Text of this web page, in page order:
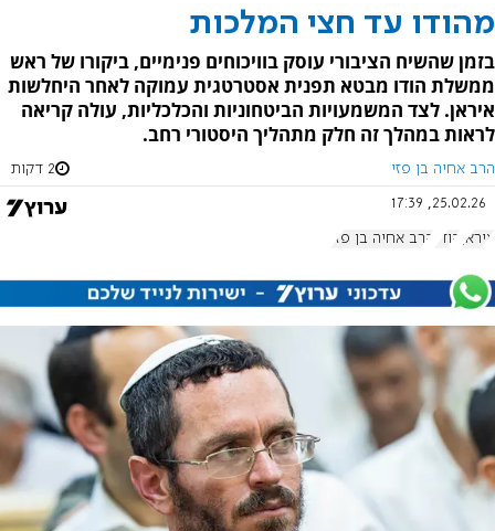
מהודו עד חצי המלכות
בזמן שהשיח הציבורי עוסק בוויכוחים פנימיים, ביקורו של ראש
ממשלת הודו מבטא תפנית אסטרטגית עמוקה לאחר היחלשות
איראן. לצד המשמעויות הביטחוניות והכלכליות, עולה קריאה
לראות במהלך זה חלק מתהליך היסטורי רחב.
הרב אחיה בן פזי 2 דקות
25.02.26, 17:39
איראן הודו הרב אחיה בן פזי